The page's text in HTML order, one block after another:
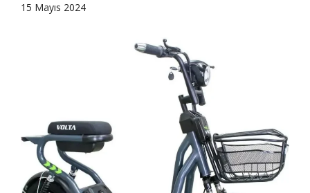
15 Mayıs 2024